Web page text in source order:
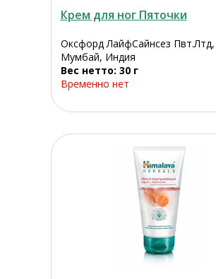
Крем для ног Пяточки
Оксфорд ЛайфСайнсез Пвт.Лтд,
Мумбай, Индия
Вес нетто: 30 г
Временно нет